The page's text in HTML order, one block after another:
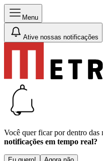
Menu
Ative nossas notificações
Você quer ficar por dentro das
notificações em tempo real?